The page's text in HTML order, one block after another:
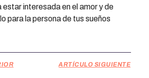
estar interesada en el amor y de
para la persona de tus sueños
ARTÍCULO SIGUIENTE